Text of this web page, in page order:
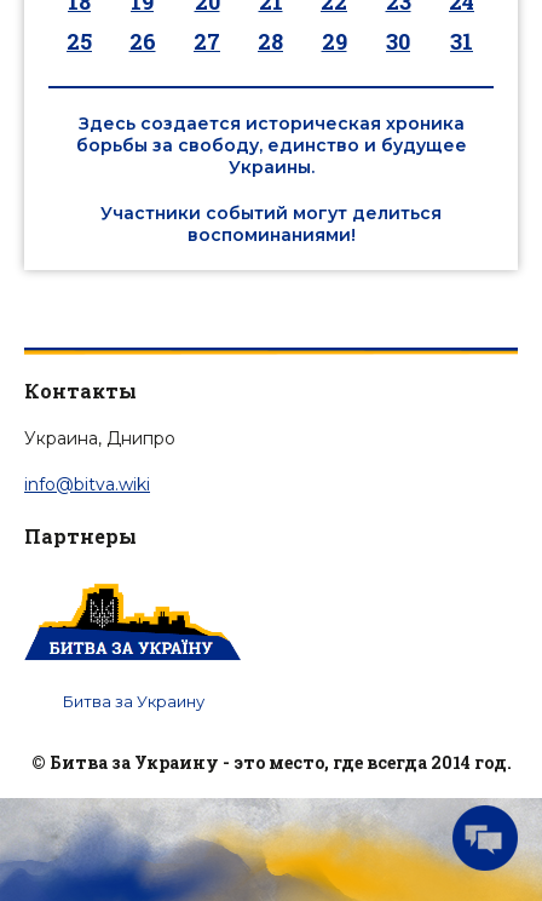
25
26 27 28 29 30 31
Здесь создается историческая хроника
борьбы за свободу, единство и будущее
Украины.
Участники событий могут делиться
воспоминаниями!
Контакты
Украина, Днипро
info@bitva.wiki
Партнеры
Битва за Украину
© Битва за Украину - это место, где всегда 2014 год.